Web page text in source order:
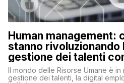
Human management:
stanno rivoluzionando
gestione dei talenti
Il mondo delle Risorse Umane è
gestione dei talenti, la digital